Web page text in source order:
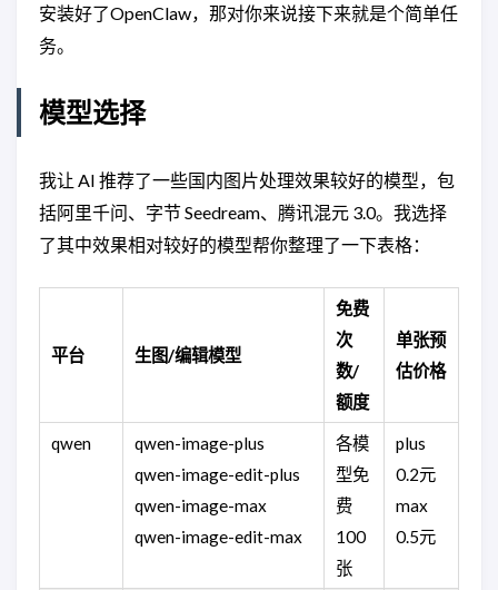
安装好了OpenClaw，那对你来说接下来就是个简单任
务。
模型选择
我让 AI 推荐了一些国内图片处理效果较好的模型，包
括阿里千问、字节 Seedream、腾讯混元 3.0。我选择
了其中效果相对较好的模型帮你整理了一下表格：
平台 生图/编辑模型
免费
次
数/
额度
单张预
估价格
qwen
qwen-image-plus
qwen-image-edit-plus
qwen-image-max
qwen-image-edit-max
各模
型免
费
100
张
plus
0.2元
max
0.5元